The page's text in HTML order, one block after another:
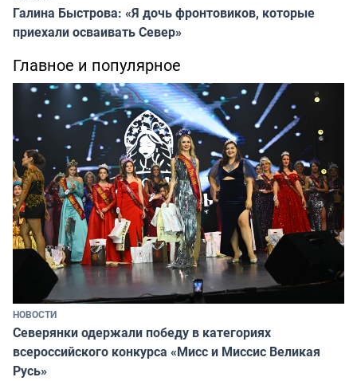
Галина Быстрова: «Я дочь фронтовиков, которые
приехали осваивать Север»
Главное и популярное
НОВОСТИ
Северянки одержали победу в категориях
всероссийского конкурса «Мисс и Миссис Великая
Русь»